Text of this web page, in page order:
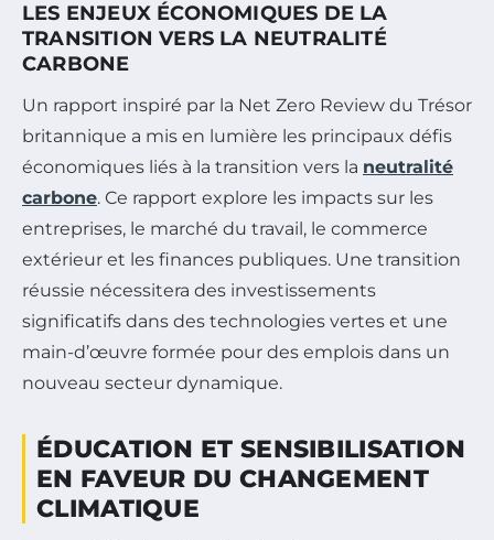
LES ENJEUX ÉCONOMIQUES DE LA
TRANSITION VERS LA NEUTRALITÉ
CARBONE
Un rapport inspiré par la Net Zero Review du Trésor
britannique a mis en lumière les principaux défis
économiques liés à la transition vers la neutralité
carbone. Ce rapport explore les impacts sur les
entreprises, le marché du travail, le commerce
extérieur et les finances publiques. Une transition
réussie nécessitera des investissements
significatifs dans des technologies vertes et une
main-d’œuvre formée pour des emplois dans un
nouveau secteur dynamique.
ÉDUCATION ET SENSIBILISATION
EN FAVEUR DU CHANGEMENT
CLIMATIQUE